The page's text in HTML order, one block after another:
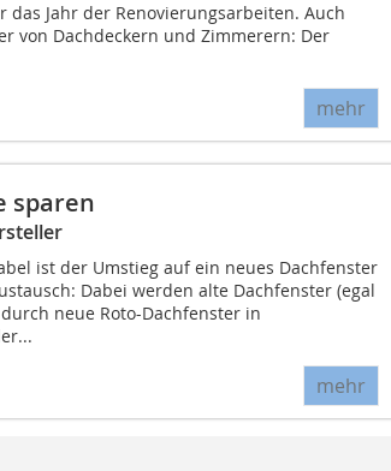
Jahr der Renovierungsarbeiten. Auch
von Dachdeckern und Zimmerern: Der
mehr
sparen
ist der Umstieg auf ein neues Dachfenster
Dabei werden alte Dachfenster (egal
neue Roto-Dachfenster in
mehr